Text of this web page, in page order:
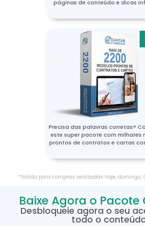
páginas de conteúdo e dicas
Precisa das palavras corretas?
este super pacote com milhares
prontos de contratos e cartas
*Válido para compras realizadas hoje, domingo,
Baixe Agora o
Desbloqueie agora o seu
todo o